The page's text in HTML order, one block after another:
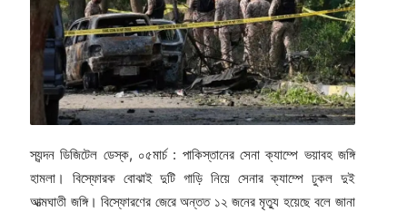
স্যন্দন ডিজিটেল ডেস্ক, ০৫মার্চ : পাকিস্তানের সেনা ক্যাম্পে ভয়াবহ জঙ্গি
হামলা। বিস্ফোরক বোঝাই দুটি গাড়ি নিয়ে সেনার ক্যাম্পে ঢুকল দুই
আত্মঘাতী জঙ্গি। বিস্ফোরণের জেরে অন্তত ১২ জনের মৃত্যু হয়েছে বলে জানা